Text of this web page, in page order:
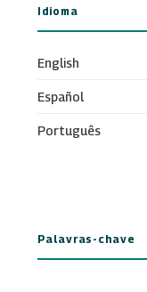
Idioma
English
Español
Português
Palavras-chave